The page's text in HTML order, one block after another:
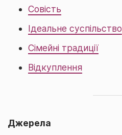
Совість
Ідеальне суспільство
Сімейні традиції
Відкуплення
Джерела